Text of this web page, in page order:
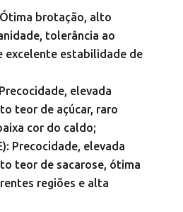
Ótima brotação, alto
tolerância ao
excelente estabilidade de
elevada
teor de açúcar, raro
cor do caldo;
Precocidade, elevada
teor de sacarose, ótima
regiões e alta